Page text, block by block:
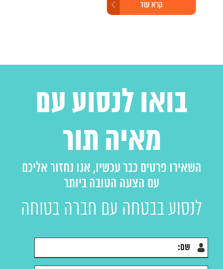
קרא עוד
בואו לנסוע עם
מאיה תור
השאירו פרטים כבר עכשיו, אנו נחזור אליכם
עם הצעה הטובה ביותר
לנסוע בבטחה עם חברה בטוחה